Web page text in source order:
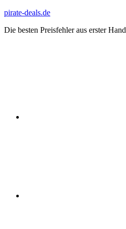
Zum
springen
pirate-deals.de
Die besten Preisfehler aus erster Hand